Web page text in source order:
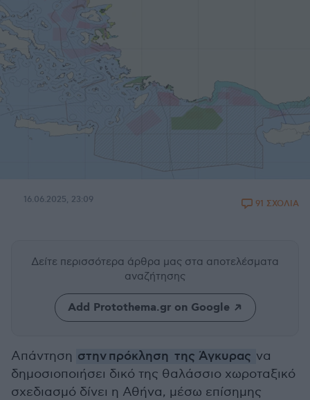
16.06.2025, 23:09 91 ΣΧΟΛΙΑ
Δείτε περισσότερα άρθρα μας στα αποτελέσματα
αναζήτησης
Add Protothema.gr on Google
Απάντηση στην πρόκληση της Άγκυρας να
δημοσιοποιήσει δικό της θαλάσσιο χωροταξικό
σχεδιασμό δίνει η Αθήνα, μέσω επίσημης